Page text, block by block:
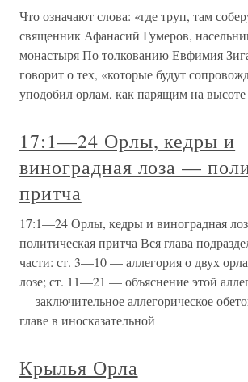
Что означают слова: «где труп, там
священник Афанасий Гумеров,
монастыря По толкованию Евфимия
говорит о тех, «которые будут
уподобил орлам, как парящим на высоте
17:1—24 Орлы, кедры и
виноградная лоза —
притча
17:1—24 Орлы, кедры и виноградная
политическая притча Вся глава
части: ст. 3—10 — аллегория о двух
лозе; ст. 11—21 — объяснение этой
— заключительное аллегорическое
главе в иносказательной
Крылья Орла